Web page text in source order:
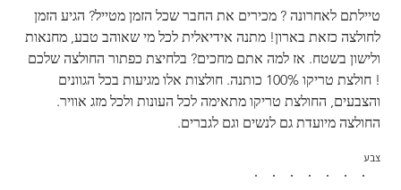
טיילתם לאחרונה ? מכירים את החבר שכל הזמן מטייל? הגיע הזמן
לחולצה כזאת בארון! מתנה אידיאלית לכל מי שאוהב טבע, מחנאות
ולישון בשטח. אז למה אתם מחכים? בלחיצת כפתור החולצה שלכם
! חולצת טריקו 100% כותנה. חולצות אלו מגיעות בכל הגוונים
והצבעים, החולצת טריקו מתאימה לכל העונות ולכל מזג אוויר.
החולצה מיועדת גם לנשים וגם לגברים.
צבע